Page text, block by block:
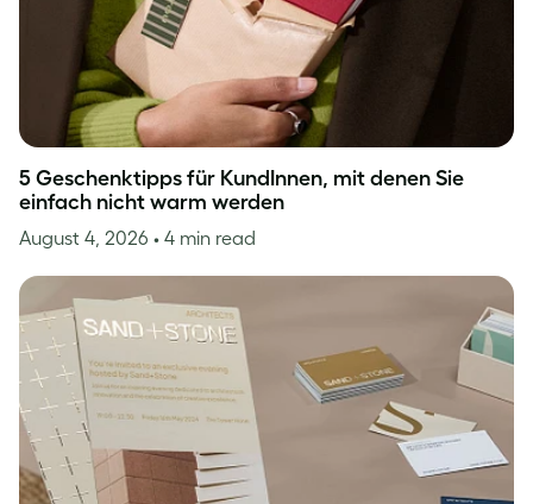
5 Geschenktipps für KundInnen, mit denen Sie
einfach nicht warm werden
August 4, 2026 • 4 min read